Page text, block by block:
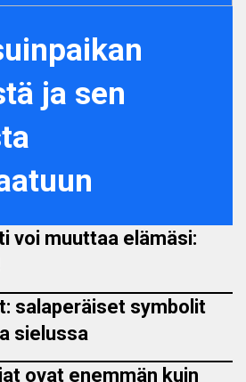
ja sen
voi muuttaa elämäsi:
salaperäiset symbolit
sielussa
ovat enemmän kuin